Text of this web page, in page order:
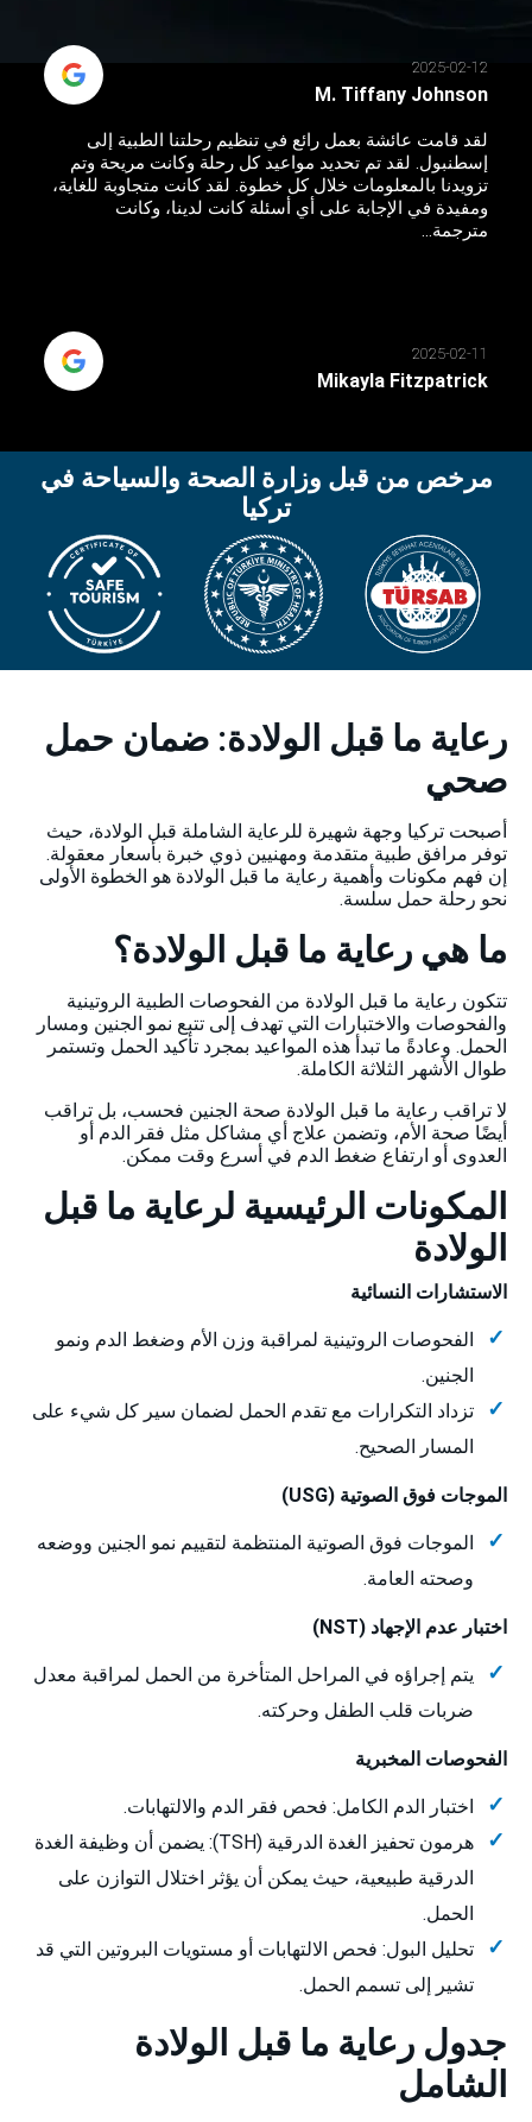
2025-02-12
M. Tiffany Johnson
لقد قامت عائشة بعمل رائع في تنظيم رحلتنا الطبية إلى
إسطنبول. لقد تم تحديد مواعيد كل رحلة وكانت مريحة وتم
تزويدنا بالمعلومات خلال كل خطوة. لقد كانت متجاوبة للغاية،
ومفيدة في الإجابة على أي أسئلة كانت لدينا، وكانت
مترجمة...
2025-02-11
Mikayla Fitzpatrick
مرخص من قبل وزارة الصحة والسياحة في
تركيا
رعاية ما قبل الولادة: ضمان حمل
صحي
أصبحت تركيا وجهة شهيرة للرعاية الشاملة قبل الولادة، حيث
توفر مرافق طبية متقدمة ومهنيين ذوي خبرة بأسعار معقولة.
إن فهم مكونات وأهمية رعاية ما قبل الولادة هو الخطوة الأولى
نحو رحلة حمل سلسة.
ما هي رعاية ما قبل الولادة؟
تتكون رعاية ما قبل الولادة من الفحوصات الطبية الروتينية
والفحوصات والاختبارات التي تهدف إلى تتبع نمو الجنين ومسار
الحمل. وعادةً ما تبدأ هذه المواعيد بمجرد تأكيد الحمل وتستمر
طوال الأشهر الثلاثة الكاملة.
لا تراقب رعاية ما قبل الولادة صحة الجنين فحسب، بل تراقب
أيضًا صحة الأم، وتضمن علاج أي مشاكل مثل فقر الدم أو
العدوى أو ارتفاع ضغط الدم في أسرع وقت ممكن.
المكونات الرئيسية لرعاية ما قبل
الولادة
الاستشارات النسائية
الفحوصات الروتينية لمراقبة وزن الأم وضغط الدم ونمو
الجنين.
تزداد التكرارات مع تقدم الحمل لضمان سير كل شيء على
المسار الصحيح.
الموجات فوق الصوتية (USG)
الموجات فوق الصوتية المنتظمة لتقييم نمو الجنين ووضعه
وصحته العامة.
اختبار عدم الإجهاد (NST)
يتم إجراؤه في المراحل المتأخرة من الحمل لمراقبة معدل
ضربات قلب الطفل وحركته.
الفحوصات المخبرية
اختبار الدم الكامل: فحص فقر الدم والالتهابات.
هرمون تحفيز الغدة الدرقية (TSH): يضمن أن وظيفة الغدة
الدرقية طبيعية، حيث يمكن أن يؤثر اختلال التوازن على
الحمل.
تحليل البول: فحص الالتهابات أو مستويات البروتين التي قد
تشير إلى تسمم الحمل.
جدول رعاية ما قبل الولادة
الشامل